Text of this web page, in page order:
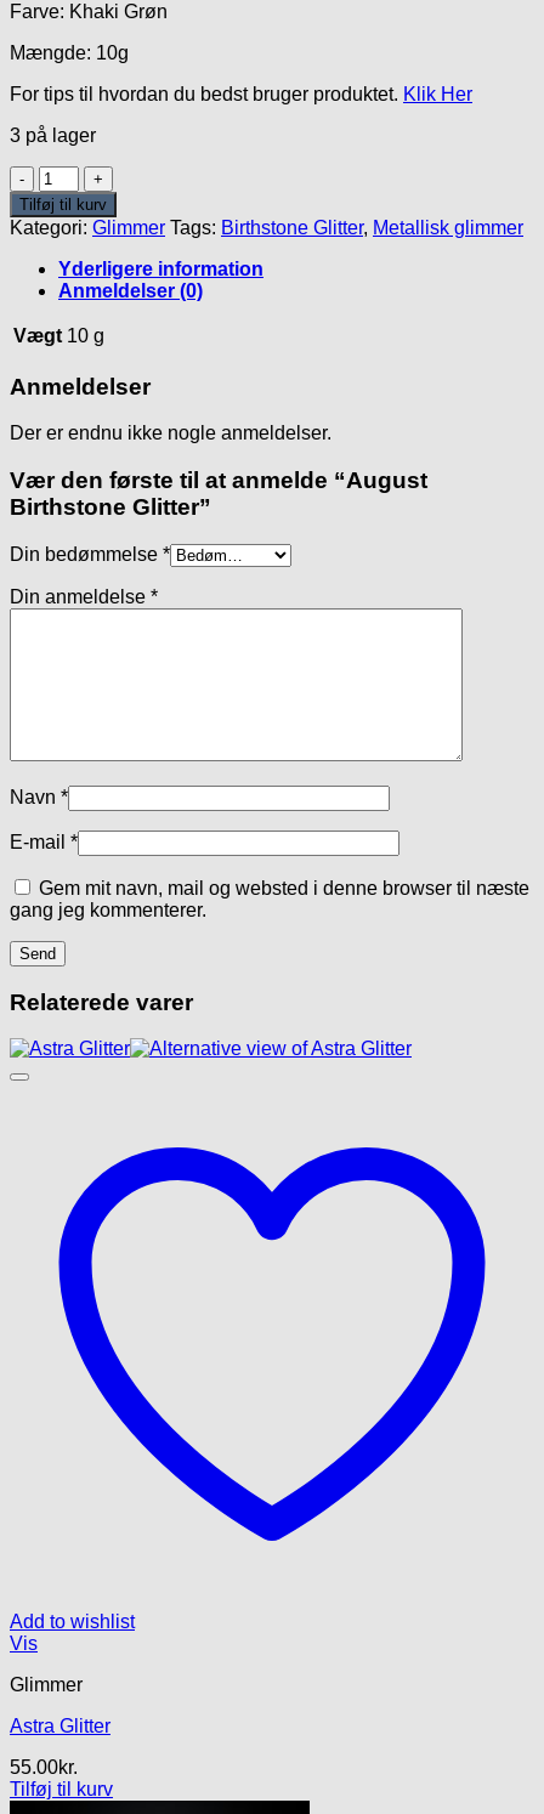
Farve: Khaki Grøn
Mængde: 10g
For tips til hvordan du bedst bruger produktet. Klik Her
3 på lager
August
Birthstone
Glitter
antal
Tilføj til kurv
Kategori: Glimmer Tags: Birthstone Glitter, Metallisk glimmer
Yderligere information
Anmeldelser (0)
Vægt 10 g
Anmeldelser
Der er endnu ikke nogle anmeldelser.
Vær den første til at anmelde “August
Birthstone Glitter”
Din bedømmelse *
Din anmeldelse *
Navn *
E-mail *
Gem mit navn, mail og websted i denne browser til næste
gang jeg kommenterer.
Relaterede varer
Add to wishlist
Vis
Glimmer
Astra Glitter
55.00kr.
Tilføj til kurv